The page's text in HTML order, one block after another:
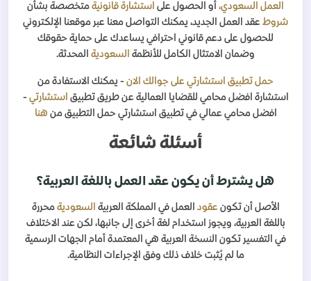
العمل السعودي، أو الحصول على استشارة قانونية متخصصة بشأن
شروط عقد العمل الجديد، يمكنك التواصل معنا عبر موقعنا الإلكتروني
للحصول على دعم قانوني احترافي يساعدك على حماية حقوقك
وضمان الامتثال الكامل للأنظمة السعودية المحدثة.
حمل تطبيق استشارتي على جوالك الان - يمكنك الاستفادة من
استشارة افضل محامي للقضايا العمالية عن طريق تطبيق استشارتي-
افضل محامي عمالي في تطبيق استشارتي حمل التطبيق من هنا
أسئلة شائعة
هل يشترط أن يكون عقد العمل باللغة العربية؟
الأصل أن تكونعقود العمل في المملكة العربية السعوديةمحررة
باللغة العربية، ويجوز استخدام لغة أخرى إلى جانبها، لكن عند الاختلاف
في التفسير تكون النسخة العربية هي المعتمدة أمام الجهات الرسمية
ما لم يُثبت خلاف ذلك وفق الإجراءات النظامية.